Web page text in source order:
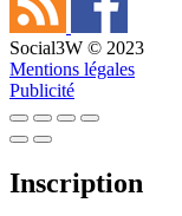
Social3W © 2023
Mentions légales
Publicité
Inscription